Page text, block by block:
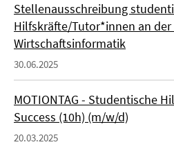
Stellenausschreibung
Hilfskräfte/Tutor*innen an der
Wirtschaftsinformatik
30.06.2025
MOTIONTAG - Studentische
Success (10h) (m/w/d)
20.03.2025